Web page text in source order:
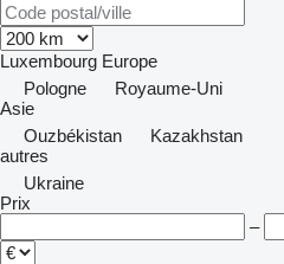
Luxembourg Europe
Pologne
Royaume-Uni
Asie
Ouzbékistan
Kazakhstan
autres
Ukraine
Prix
–